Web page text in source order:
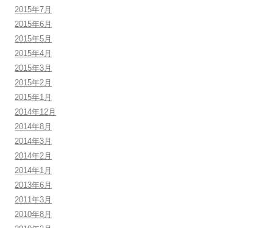
2015年7月
2015年6月
2015年5月
2015年4月
2015年3月
2015年2月
2015年1月
2014年12月
2014年8月
2014年3月
2014年2月
2014年1月
2013年6月
2011年3月
2010年8月